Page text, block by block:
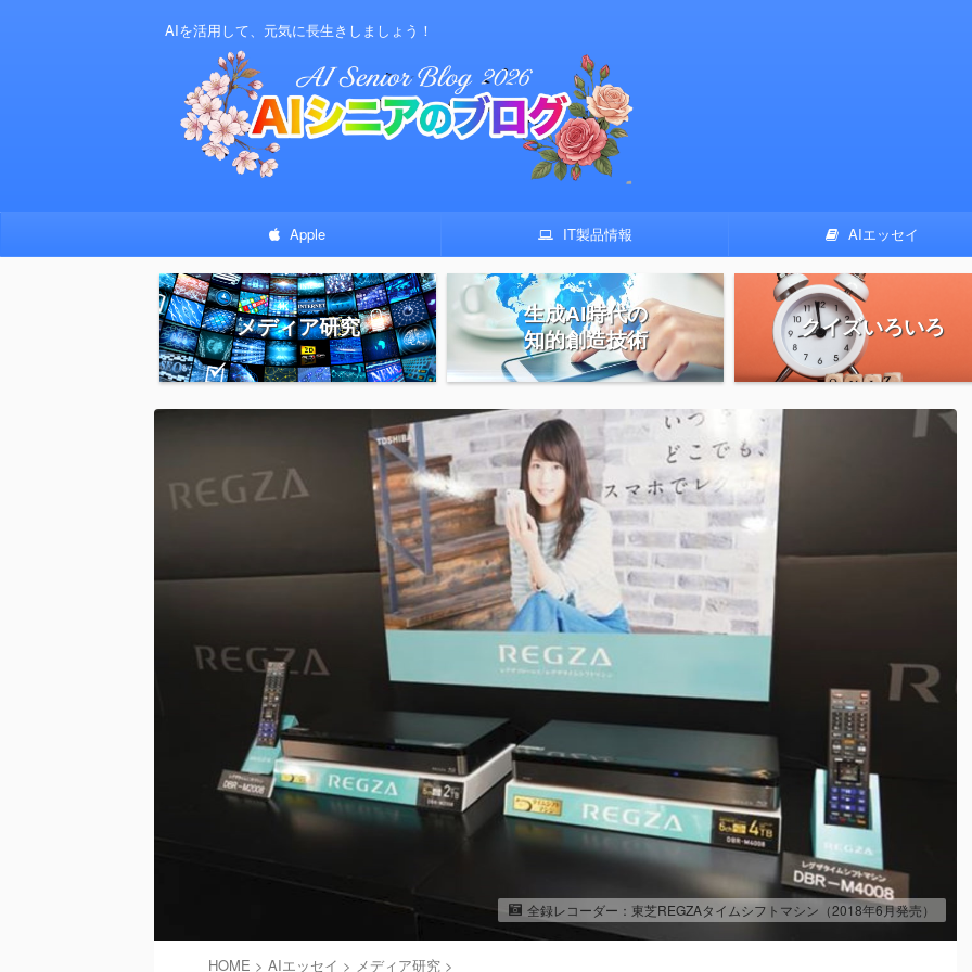
AIを活用して、元気に長生きしましょう！
Apple IT製品情報 AIエッセイ
メディア研究
生成AI時代の
知的創造技術
クイズいろいろ
全録レコーダー：東芝REGZAタイムシフトマシン（2018年6月発売）
HOME > AIエッセイ > メディア研究 >